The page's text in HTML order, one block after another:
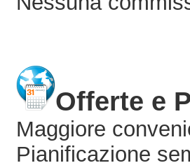
Offerte e
Maggiore
Pianificazione